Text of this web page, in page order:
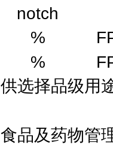
notch
%
%
选择品级用
品及药物管